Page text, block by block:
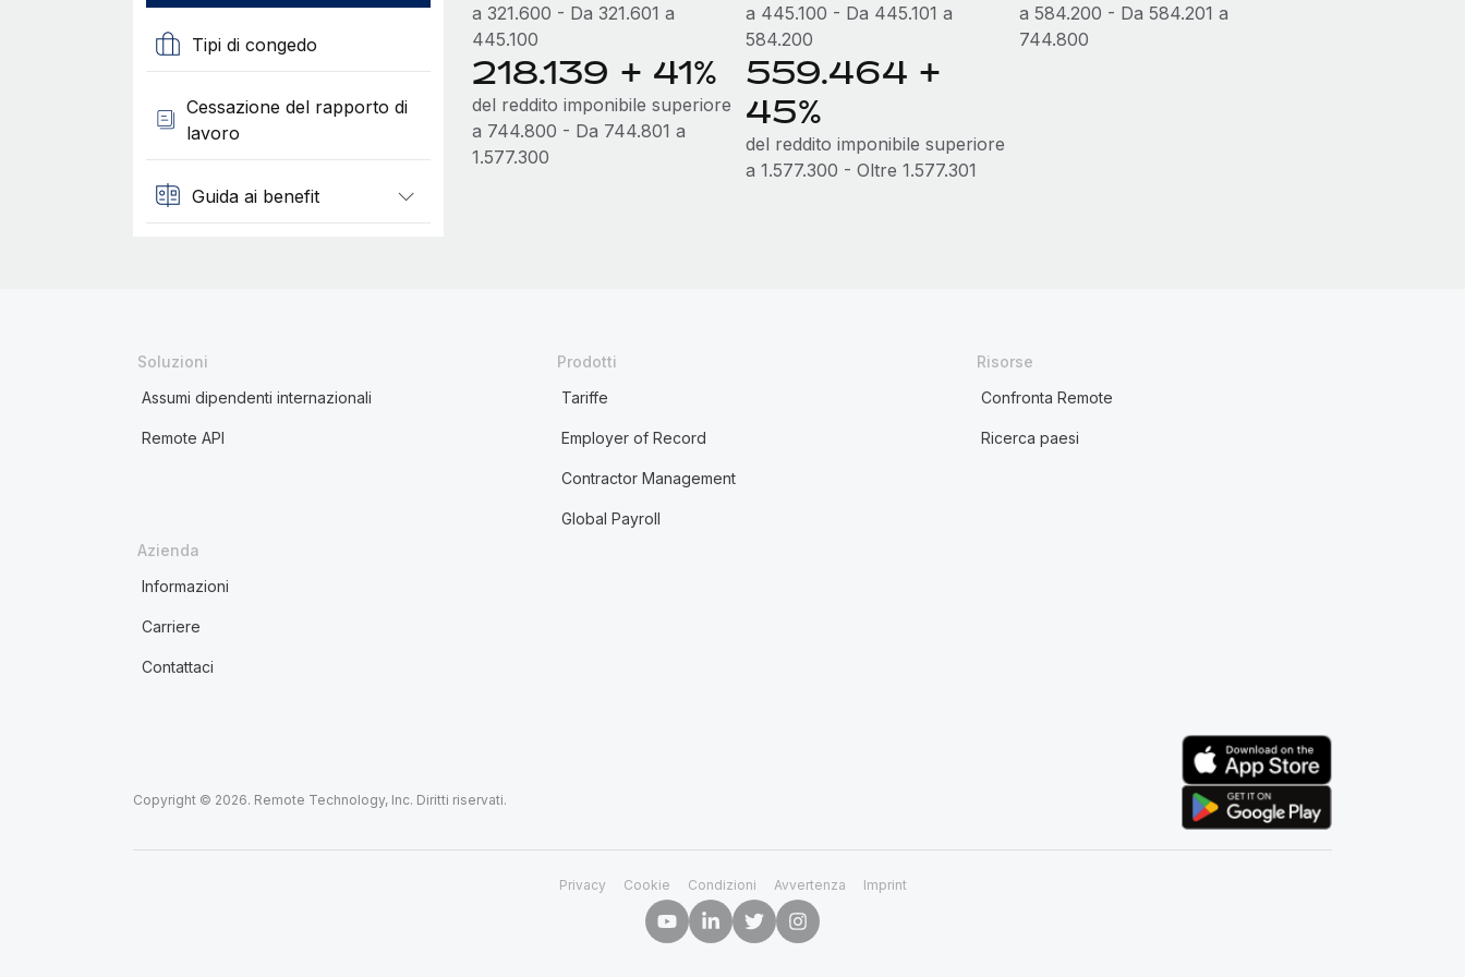
Tipi di congedo
Cessazione del rapporto di
lavoro
Guida ai benefit
a 321.600 - Da 321.601 a
445.100
a 445.100 - Da 445.101 a
584.200
a 584.200 - Da 584.201 a
744.800
218.139 + 41%
del reddito imponibile superiore
a 744.800 - Da 744.801 a
1.577.300
559.464 +
45%
del reddito imponibile superiore
a 1.577.300 - Oltre 1.577.301
Soluzioni
Assumi dipendenti internazionali
Remote API
Prodotti
Tariffe
Employer of Record
Contractor Management
Global Payroll
Risorse
Confronta Remote
Ricerca paesi
Azienda
Informazioni
Carriere
Contattaci
Copyright © 2026. Remote Technology, Inc. Diritti riservati.
Privacy Cookie Condizioni Avvertenza Imprint